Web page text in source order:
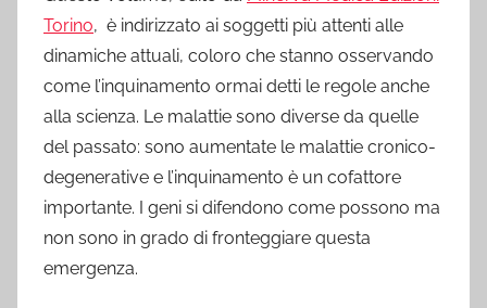
Torino, è indirizzato ai soggetti più attenti alle
dinamiche attuali, coloro che stanno osservando
come l’inquinamento ormai detti le regole anche
alla scienza. Le malattie sono diverse da quelle
del passato: sono aumentate le malattie cronico-
degenerative e l’inquinamento è un cofattore
importante. I geni si difendono come possono ma
non sono in grado di fronteggiare questa
emergenza.